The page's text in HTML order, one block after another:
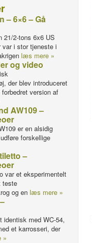
– 6×6 – Gå
21/2-tons 6x6 US
i stor tjeneste i
læs mere »
og video
der blev introduceret
version af
AW109 –
er en alsidig
forskellige
–
var et eksperimentelt
teste
og en læs mere »
identisk med WC-54,
et karrosseri, der
»